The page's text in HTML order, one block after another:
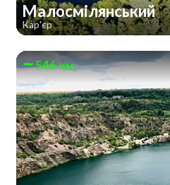
Малосмілянський
Кар'єр
546 км